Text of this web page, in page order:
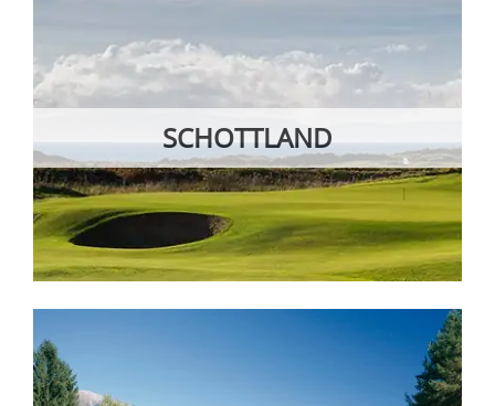
SCHOTTLAND